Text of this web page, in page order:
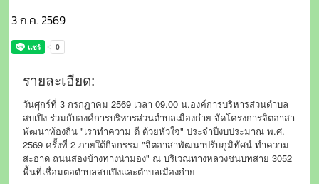
3 ก.ค. 2569
รายละเอียด:
วันศุกร์ที่ 3 กรกฎาคม 2569 เวลา 09.00 น.องค์การบริหารส่วนตำบล
สบเปิง ร่วมกับองค์การบริหารส่วนตำบลเมืองก๋าย จัดโครงการจิตอาสา
พัฒนาท้องถิ่น "เราทำความ ดี ด้วยหัวใจ" ประจำปีงบประมาณ พ.ศ.
2569 ครั้งที่ 2 ภายใต้กิจกรรม "จิตอาสาพัฒนาปรับภูมิทัศน์ ทำความ
สะอาด ถนนสองข้างทางน่ามอง" ณ บริเวณทางหลวงชนบทสาย 3052
พื้นที่เชื่อมต่อตำบลสบเปิงและตำบลเมืองก๋าย